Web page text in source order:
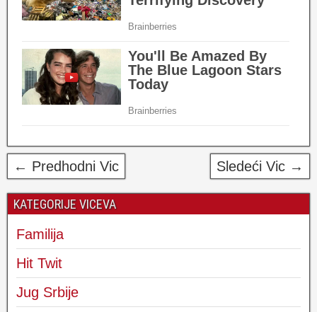
← Predhodni Vic Sledeći Vic →
KATEGORIJE VICEVA
Familija
Hit Twit
Jug Srbije